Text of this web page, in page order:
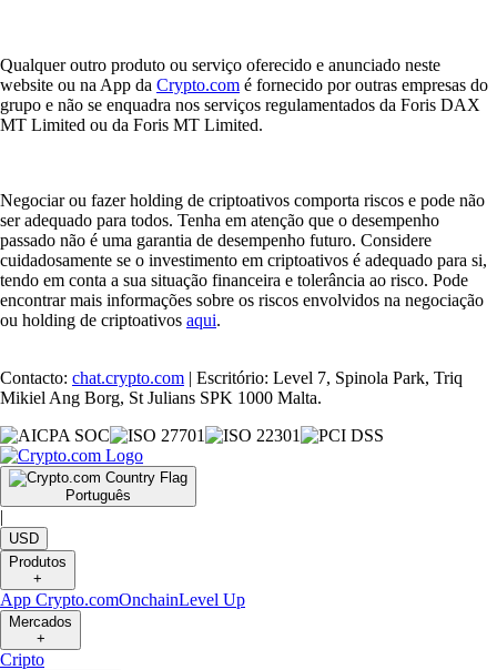
Qualquer outro produto ou serviço oferecido e anunciado neste
website ou na App da Crypto.com é fornecido por outras empresas do
grupo e não se enquadra nos serviços regulamentados da Foris DAX
MT Limited ou da Foris MT Limited.
Negociar ou fazer holding de criptoativos comporta riscos e pode não
ser adequado para todos. Tenha em atenção que o desempenho
passado não é uma garantia de desempenho futuro. Considere
cuidadosamente se o investimento em criptoativos é adequado para si,
tendo em conta a sua situação financeira e tolerância ao risco. Pode
encontrar mais informações sobre os riscos envolvidos na negociação
ou holding de criptoativos aqui.
Contacto: chat.crypto.com | Escritório: Level 7, Spinola Park, Triq
Mikiel Ang Borg, St Julians SPK 1000 Malta.
Português
|
USD
Produtos
+
App Crypto.comOnchainLevel Up
Mercados
+
Cripto